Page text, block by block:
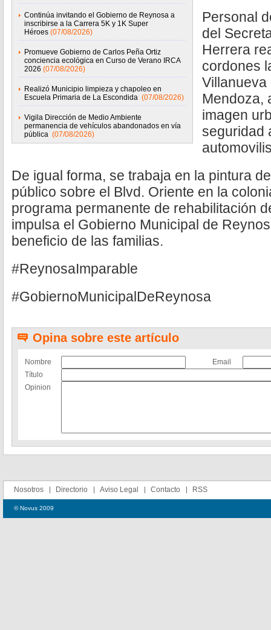
Continúa invitando el Gobierno de Reynosa a
inscribirse a la Carrera 5K y 1K Super
Héroes (07/08/2026)
Promueve Gobierno de Carlos Peña Ortiz
conciencia ecológica en Curso de Verano IRCA
2026 (07/08/2026)
Realizó Municipio limpieza y chapoleo en
Escuela Primaria de La Escondida (07/08/2026)
Vigila Dirección de Medio Ambiente
permanencia de vehículos abandonados en vía
pública (07/08/2026)
Personal
del
Herrera
cordones
Villanueva
Mendoza,
imagen
seguridad
De igual forma, se trabaja en la pintura
público sobre el Blvd. Oriente en la
programa permanente de rehabilitación
impulsa el Gobierno Municipal de
beneficio de las familias.
#ReynosaImparable
#GobiernoMunicipalDeReynosa
Opina sobre este artículo
Nombre
Email
Título
Opinion
Nosotros Directorio Aviso Legal Contacto RSS
© Novus 2009